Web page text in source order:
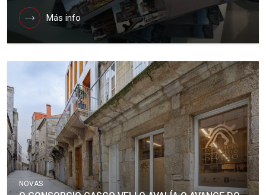
Más info
NOVAS